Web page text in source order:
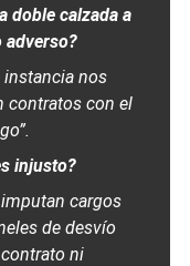
doble calzada a
adverso?
instancia nos
contratos con el
injusto?
cargos
de desvío
ni